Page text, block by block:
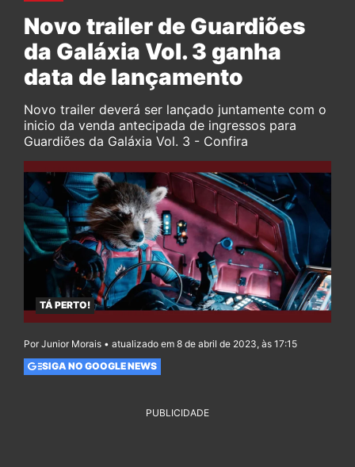
Novo trailer de Guardiões
da Galáxia Vol. 3 ganha
data de lançamento
Novo trailer deverá ser lançado juntamente com o
inicio da venda antecipada de ingressos para
Guardiões da Galáxia Vol. 3 - Confira
TÁ PERTO!
Por Junior Morais • atualizado em 8 de abril de 2023, às 17:15
SIGA NO GOOGLE NEWS
PUBLICIDADE